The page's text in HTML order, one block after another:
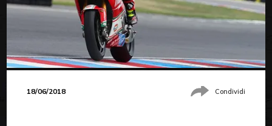
18/06/2018 Condividi